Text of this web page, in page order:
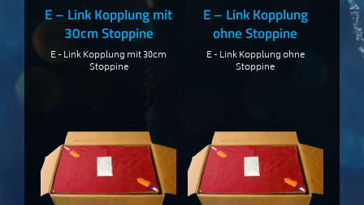
E – Link Kopplung mit
30cm Stoppine
E - Link Kopplung mit 30cm
Stoppine
E – Link Kopplung
ohne Stoppine
E - Link Kopplung ohne
Stoppine